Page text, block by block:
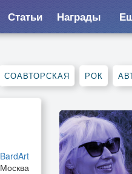
Статьи Награды
СОАВТОРСКАЯ РОК
BardArt
Москва